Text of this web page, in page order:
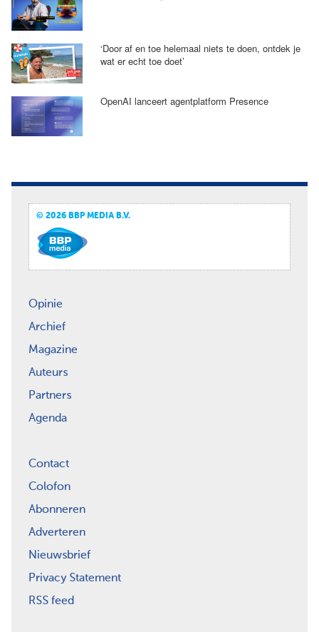
‘Door af en toe helemaal niets te doen, ontdek je
wat er echt toe doet’
OpenAI lanceert agentplatform Presence
© 2026 BBP MEDIA B.V.
Opinie
Archief
Magazine
Auteurs
Partners
Agenda
Contact
Colofon
Abonneren
Adverteren
Nieuwsbrief
Privacy Statement
RSS feed